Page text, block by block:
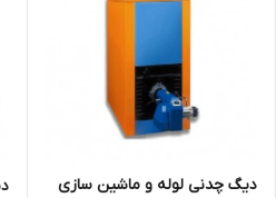
دیگ چدنی لوله و ماشین سازی